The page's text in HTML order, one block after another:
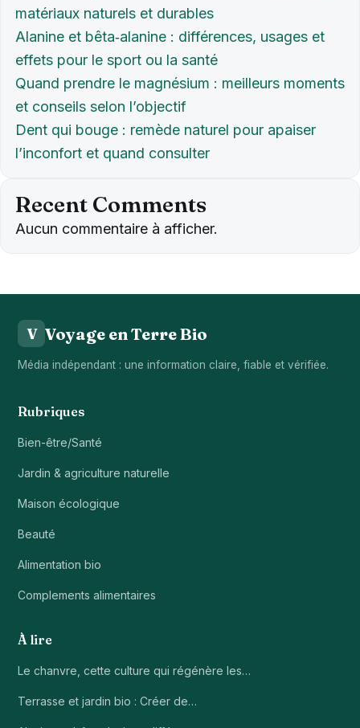
matériaux naturels et durables
Alanine et bêta‑alanine : différences, usages et
effets pour le sport ou la santé
Quand prendre le magnésium : meilleurs moments
et conseils selon l’objectif
Dent qui bouge : remède naturel pour apaiser
l’inconfort et quand consulter
Recent Comments
Aucun commentaire à afficher.
V Voyage en Terre Bio
Média indépendant : une information claire, fiable et vérifiée.
Rubriques
Bien-être/Santé
Jardin & agriculture naturelle
Maison écologique
Beauté
Alimentation bio
Complements alimentaires
À lire
Le chanvre, cette culture qui régénère les…
Terrasse et jardin bio : Créer de…